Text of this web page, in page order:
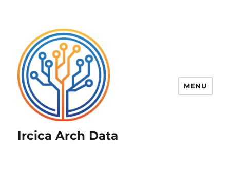
Ircica Arch Data
MENU